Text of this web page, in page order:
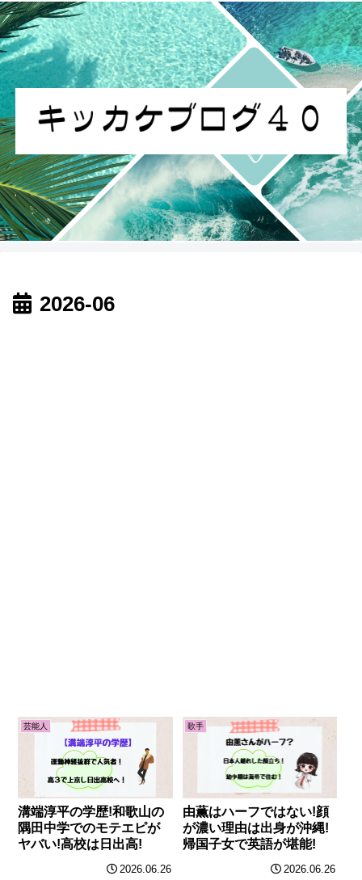
2026-06
芸能人
溝端淳平の学歴!和歌山の
隅田中学でのモテエピが
ヤバい!高校は日出高!
2026.06.26
歌手
由薫はハーフではない!顔
が濃い理由は出身が沖縄!
帰国子女で英語が堪能!
2026.06.26